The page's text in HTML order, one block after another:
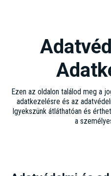
Ezen az oldalon találod meg a
adatkezelésre és az
Igyekszünk átláthatóan és
a